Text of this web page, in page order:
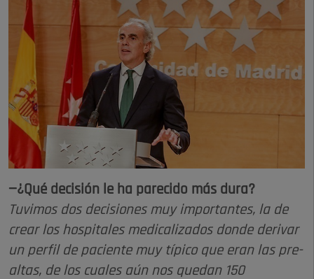
—¿Qué decisión le ha parecido más dura?
Tuvimos dos decisiones muy importantes, la de
crear los hospitales medicalizados donde derivar
un perfil de paciente muy típico que eran las pre-
altas, de los cuales aún nos quedan 150